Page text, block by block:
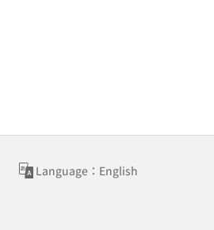
Language：English